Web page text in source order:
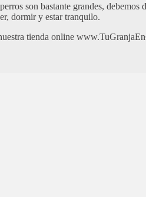
son bastante grandes,
dormir y estar tranquilo.
tienda online